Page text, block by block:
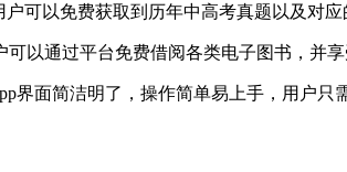
可以免费获取到历年中高考真题以及对
以通过平台免费借阅各类电子图书，并
界面简洁明了，操作简单易上手，用户只